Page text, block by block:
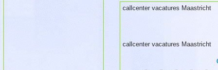
callcenter vacatures Maastricht
callcenter vacatures Maastricht